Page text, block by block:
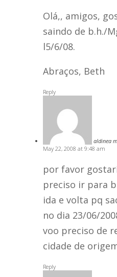
Olá,, amigos,
saindo de b.h./
l5/6/08.
Abraços, Beth
Reply
aldinea
May 22, 2008 at 9:48 am
por favor
preciso ir para
ida e volta pq
no dia 23/06/
voo preciso de
cidade de
Reply